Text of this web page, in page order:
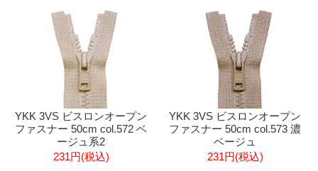
YKK 3VS ビスロンオープン
ファスナー 50cm col.572 ベ
ージュ系2
231円(税込)
YKK 3VS ビスロンオープン
ファスナー 50cm col.573 濃
ベージュ
231円(税込)